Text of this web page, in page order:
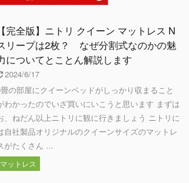
【完全版】ニトリ クイーン マットレス N
リープは2枚？ なぜ分割式なのかの魅
についてとことん解説します
2024/6/17
の部屋にクイーンベッドがしっかり収まること
わかったのでいざ買いにいこうと思います まずは
、ねだん以上ニトリに観に行きましょう ニトリに
自社製品オリジナルのクイーンサイズのマットレ
がたくさん ...
マットレス